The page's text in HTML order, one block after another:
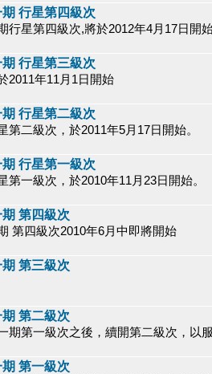
行星第四級次
行星第四級次,將於2012年4月17日開
行星第三級次
2011年11月1日開始
行星第二級次
第二級次，於2011年5月17日開始。
行星第一級次
第一級次，於2010年11月23日開始。
第四級次
第四級次2010年6月中即將開始
第三級次
第二級次
期第一級次之後，續開第二級次，以
第一級次